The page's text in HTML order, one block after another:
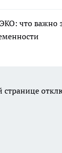
что важно
странице